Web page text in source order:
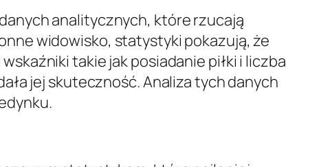
analitycznych, które rzucają
widowisko, statystyki pokazują, że
takie jak posiadanie piłki i liczba
jej skuteczność. Analiza tych danych